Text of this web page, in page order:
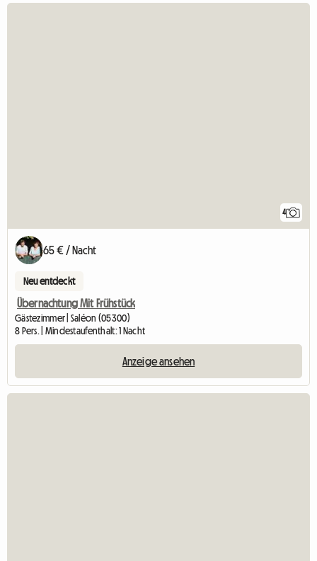
4
65 € / Nacht
Neu entdeckt
Übernachtung Mit Frühstück
Gästezimmer | Saléon (05300)
8 Pers. | Mindestaufenthalt: 1 Nacht
Anzeige ansehen